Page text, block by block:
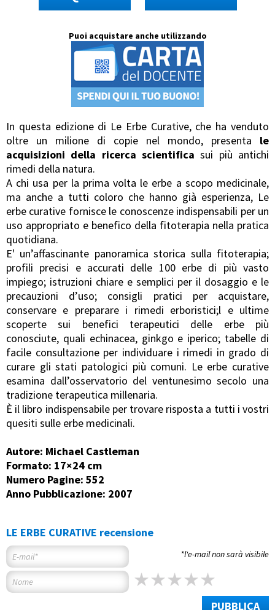
Puoi acquistare anche utilizzando
In questa edizione di Le Erbe Curative, che ha venduto
oltre un milione di copie nel mondo, presenta le
acquisizioni della ricerca scientifica sui più antichi
rimedi della natura.
A chi usa per la prima volta le erbe a scopo medicinale,
ma anche a tutti coloro che hanno già esperienza, Le
erbe curative fornisce le conoscenze indispensabili per un
uso appropriato e benefico della fitoterapia nella pratica
quotidiana.
E' un’affascinante panoramica storica sulla fitoterapia;
profili precisi e accurati delle 100 erbe di più vasto
impiego; istruzioni chiare e semplici per il dosaggio e le
precauzioni d’uso; consigli pratici per acquistare,
conservare e preparare i rimedi erboristici;l e ultime
scoperte sui benefici terapeutici delle erbe più
conosciute, quali echinacea, ginkgo e iperico; tabelle di
facile consultazione per individuare i rimedi in grado di
curare gli stati patologici più comuni. Le erbe curative
esamina dall’osservatorio del ventunesimo secolo una
tradizione terapeutica millenaria.
È il libro indispensabile per trovare risposta a tutti i vostri
quesiti sulle erbe medicinali.
Autore: Michael Castleman
Formato: 17×24 cm
Numero Pagine: 552
Anno Pubblicazione: 2007
LE ERBE CURATIVE recensione
*l'e-mail non sarà visibile
PUBBLICA